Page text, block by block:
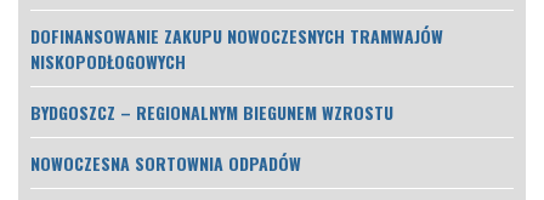
DOFINANSOWANIE ZAKUPU NOWOCZESNYCH TRAMWAJÓW
NISKOPODŁOGOWYCH
BYDGOSZCZ – REGIONALNYM BIEGUNEM WZROSTU
NOWOCZESNA SORTOWNIA ODPADÓW